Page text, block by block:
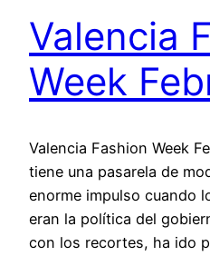
Valencia
Week
Valencia Fashion Week
tiene una pasarela de
enorme impulso cuando
eran la política del
con los recortes, ha ido